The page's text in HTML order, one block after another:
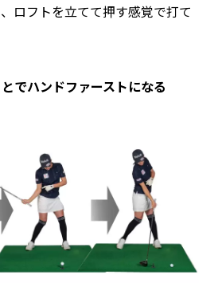
ロフトを立てて押す感覚で打て
でハンドファーストになる